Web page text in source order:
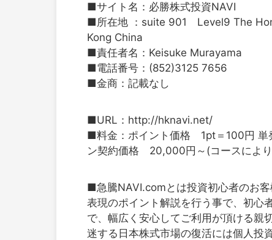
■サイト名：必勝株式投資NAVI
■所在地 ：suite 901 Level9 The
Kong China
■責任者名：Keisuke Murayama
■電話番号：(852)3125 7656
■金商：記載なし
■URL：http://hknavi.net/
■料金：ポイント価格 1pt＝100円 単
ン契約価格 20,000円～(コースによ
■急騰NAVI.comとは投資初心者のお
表現のポイント解説を行う事で、初心
で、幅広く安心してご利用が頂ける親
迷する日本株式市場の復活には個人投